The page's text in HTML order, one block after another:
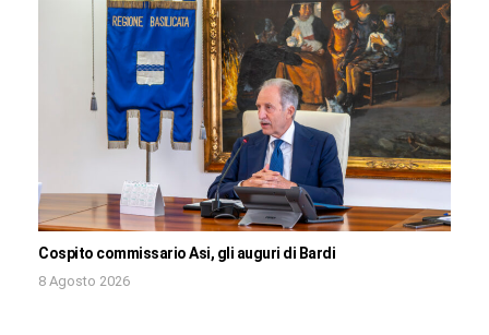
Cospito commissario Asi, gli auguri di Bardi
8 Agosto 2026